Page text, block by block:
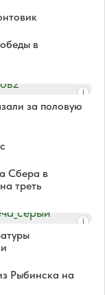
в
за половую
Сбера в
треть
Рыбинска на